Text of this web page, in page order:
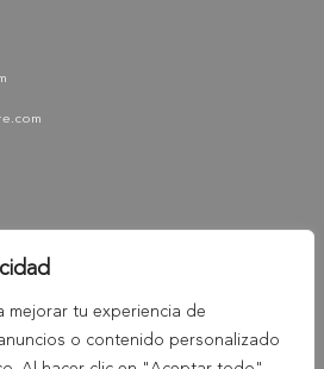
mejorar tu experiencia de
o contenido personalizado
-